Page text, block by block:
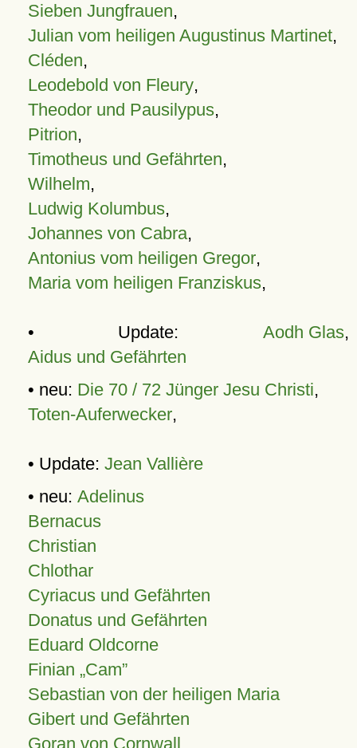
Sieben Jungfrauen,
Julian vom heiligen Augustinus Martinet,
Cléden,
Leodebold von Fleury,
Theodor und Pausilypus,
Pitrion,
Timotheus und Gefährten,
Wilhelm,
Ludwig Kolumbus,
Johannes von Cabra,
Antonius vom heiligen Gregor,
Maria vom heiligen Franziskus,
• Update: Aodh Glas,
Aidus und Gefährten
• neu: Die 70 / 72 Jünger Jesu Christi,
Toten-Auferwecker,
• Update: Jean Vallière
• neu: Adelinus
Bernacus
Christian
Chlothar
Cyriacus und Gefährten
Donatus und Gefährten
Eduard Oldcorne
Finian Cam
Sebastian von der heiligen Maria
Gibert und Gefährten
Goran von Cornwall